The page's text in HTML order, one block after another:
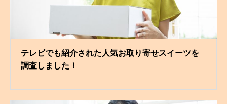
テレビでも紹介された人気お取り寄せスイーツを
調査しました！